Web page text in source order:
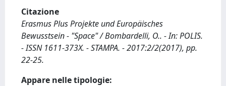
Citazione
Erasmus Plus Projekte und Europäisches
Bewusstsein - "Space" / Bombardelli, O.. - In: POLIS.
- ISSN 1611-373X. - STAMPA. - 2017:2/2(2017), pp.
22-25.
Appare nelle tipologie: